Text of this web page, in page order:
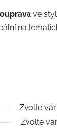
ve
na
Zvolte
Zvolte